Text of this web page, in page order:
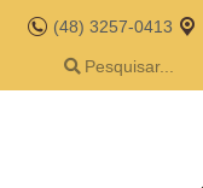
(48) 3257-0413